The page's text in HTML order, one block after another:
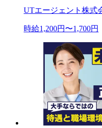
UTエージェント株式
時給1,200円〜1,700円